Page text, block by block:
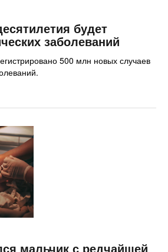
будет
заболеваний
500 млн новых случаев
мальчик с редчайшей